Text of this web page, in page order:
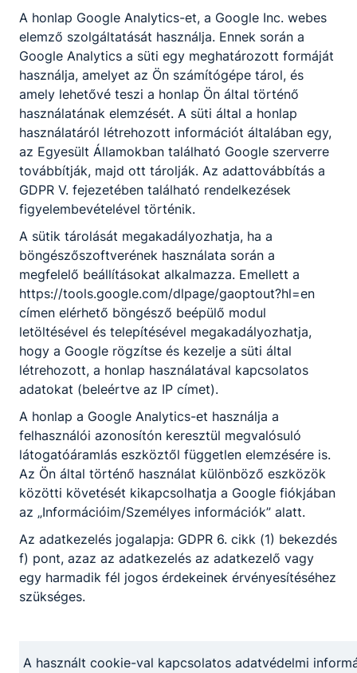
be kell iratkoznod
intézményünkbe.
Köszönjük
Erasmus+❣️
Köszönjük
Három hetes
szerbiai
Erasmus+
mobilitásunk
végéhez
érkezve
szeretnénk
köszönetet
mondani
mindazoknak,
akik
hozzájárultak
ehhez a
tartalmas és
élményekben
gazdag
időszakhoz.
2026.
máj. 1.
Miczán
Róbert
Partnereink
A honlap Google Analytics-et, a Google Inc. webes
elemző szolgáltatását használja. Ennek során a
Google Analytics a süti egy meghatározott formáját
használja, amelyet az Ön számítógépe tárol, és
amely lehetővé teszi a honlap Ön által történő
használatának elemzését. A süti által a honlap
használatáról létrehozott információt általában egy,
az Egyesült Államokban található Google szerverre
továbbítják, majd ott tárolják. Az adattovábbítás a
GDPR V. fejezetében található rendelkezések
figyelembevételével történik.
A sütik tárolását megakadályozhatja, ha a
böngészőszoftverének használata során a
megfelelő beállításokat alkalmazza. Emellett a
https://tools.google.com/dlpage/gaoptout?hl=en
címen elérhető böngésző beépülő modul
letöltésével és telepítésével megakadályozhatja,
hogy a Google rögzítse és kezelje a süti által
létrehozott, a honlap használatával kapcsolatos
adatokat (beleértve az IP címet).
A honlap a Google Analytics-et használja a
felhasználói azonosítón keresztül megvalósuló
látogatóáramlás eszköztől független elemzésére is.
Az Ön által történő használat különböző eszközök
közötti követését kikapcsolhatja a Google fiókjában
az „Információim/Személyes információk” alatt.
Az adatkezelés jogalapja: GDPR 6. cikk (1) bekezdés
f) pont, azaz az adatkezelés az adatkezelő vagy
egy harmadik fél jogos érdekeinek érvényesítéséhez
szükséges.
A használt cookie-val kapcsolatos adatvédelmi